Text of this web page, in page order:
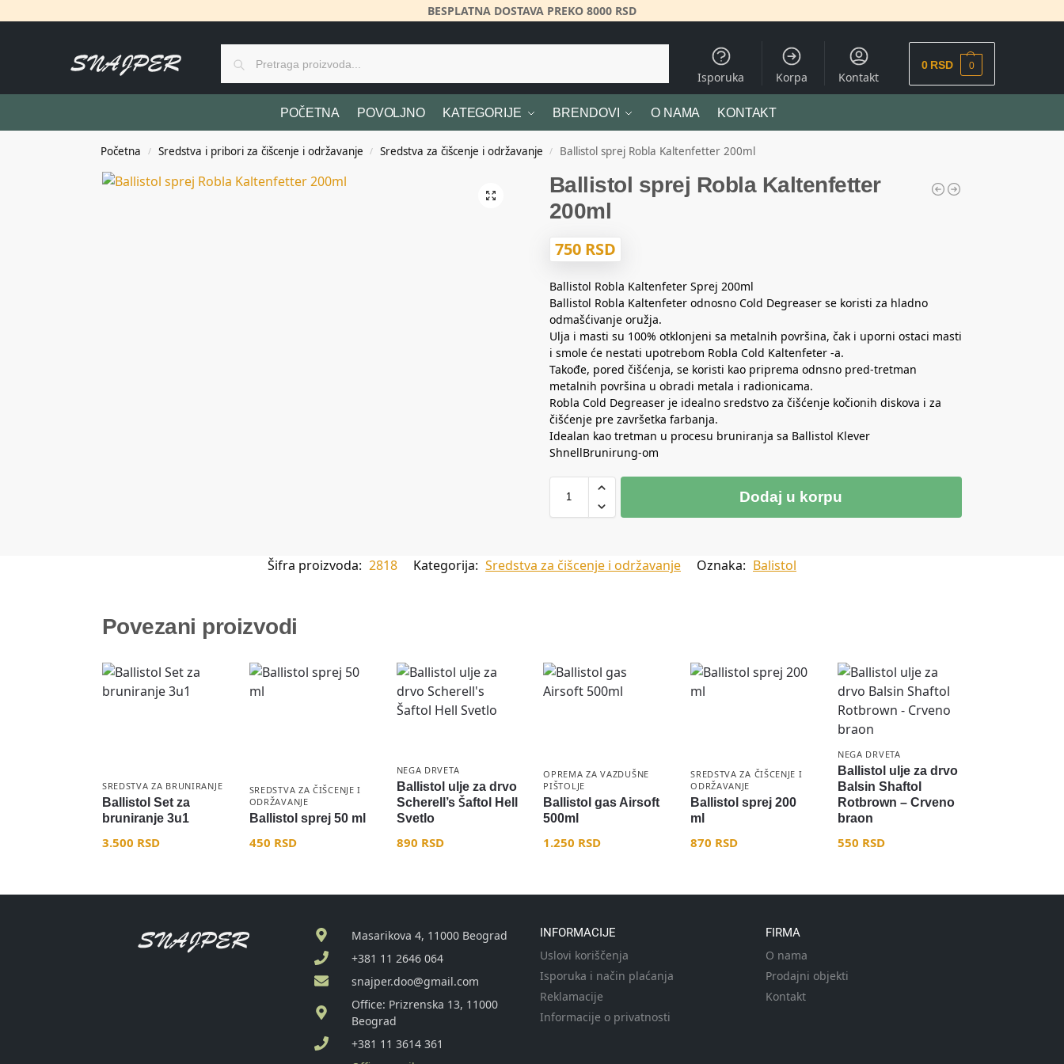
BESPLATNA DOSTAVA PREKO 8000 RSD
Isporuka Korpa Kontakt
0 RSD 0
POČETNA POVOLJNO KATEGORIJE BRENDOVI O NAMA KONTAKT
Početna / Sredstva i pribori za čišcenje i održavanje / Sredstva za čišcenje i održavanje / Ballistol sprej Robla Kaltenfetter 200ml
Ballistol sprej Robla Kaltenfetter
200ml
750 RSD
Ballistol Robla Kaltenfeter Sprej 200ml
Ballistol Robla Kaltenfeter odnosno Cold Degreaser se koristi za hladno
odmašćivanje oružja.
Ulja i masti su 100% otklonjeni sa metalnih površina, čak i uporni ostaci masti
i smole će nestati upotrebom Robla Cold Kaltenfeter -a.
Takođe, pored čišćenja, se koristi kao priprema odnsno pred-tretman
metalnih površina u obradi metala i radionicama.
Robla Cold Degreaser je idealno sredstvo za čišćenje kočionih diskova i za
čišćenje pre završetka farbanja.
Idealan kao tretman u procesu bruniranja sa Ballistol Klever
ShnellBrunirung-om
Dodaj u korpu
Šifra proizvoda: 2818 Kategorija: Sredstva za čišcenje i održavanje Oznaka: Balistol
Povezani proizvodi
SREDSTVA ZA BRUNIRANJE
Ballistol Set za
bruniranje 3u1
3.500 RSD
SREDSTVA ZA ČIŠCENJE I
ODRŽAVANJE
Ballistol sprej 50 ml
450 RSD
NEGA DRVETA
Ballistol ulje za drvo
Scherell’s Šaftol Hell
Svetlo
890 RSD
OPREMA ZA VAZDUŠNE
PIŠTOLJE
Ballistol gas Airsoft
500ml
1.250 RSD
SREDSTVA ZA ČIŠCENJE I
ODRŽAVANJE
Ballistol sprej 200
ml
870 RSD
NEGA DRVETA
Ballistol ulje za drvo
Balsin Shaftol
Rotbrown – Crveno
braon
550 RSD
Masarikova 4, 11000 Beograd
+381 11 2646 064
snajper.doo@gmail.com
Office: Prizrenska 13, 11000
Beograd
+381 11 3614 361
INFORMACIJE
Uslovi koriščenja
Isporuka i način plaćanja
Reklamacije
Informacije o privatnosti
FIRMA
O nama
Prodajni objekti
Kontakt